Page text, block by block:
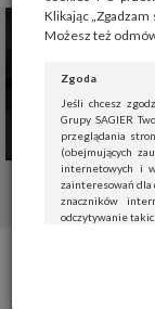
Klikając „Zgadzam
Możesz też
Zgoda
Jeśli chcesz
Grupy SAGIER
przeglądania
(obejmujących
internetowych i
zainteresowań dla
znaczników
odczytywanie
Jeśli nie chcesz
Wyrażenie zgody
Trwają